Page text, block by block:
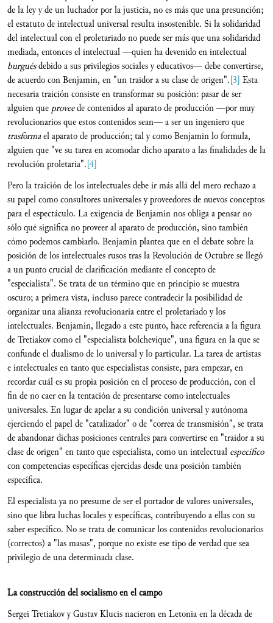
de la ley y de un luchador por la justicia, no es más que una presunción;
el estatuto de intelectual universal resulta insostenible. Si la solidaridad
del intelectual con el proletariado no puede ser más que una solidaridad
mediada, entonces el intelectual —quien ha devenido en intelectual
burguésdebido a sus privilegios sociales y educativos— debe convertirse,
de acuerdo con Benjamin, en "un traidor a su clase de origen".[3] Esta
necesaria traición consiste en transformar su posición: pasar de ser
alguien que proveede contenidos al aparato de producción —por muy
revolucionarios que estos contenidos sean— a ser un ingeniero que
trasformael aparato de producción; tal y como Benjamin lo formula,
alguien que "ve su tarea en acomodar dicho aparato a las finalidades de la
revolución proletaria".[4]
Pero la traición de los intelectuales debe ir más allá del mero rechazo a
su papel como consultores universales y proveedores de nuevos conceptos
para el espectáculo. La exigencia de Benjamin nos obliga a pensar no
sólo qué significa no proveer al aparato de producción, sino también
cómo podemos cambiarlo. Benjamin plantea que en el debate sobre la
posición de los intelectuales rusos tras la Revolución de Octubre se llegó
a un punto crucial de clarificación mediante el concepto de
"especialista". Se trata de un término que en principio se muestra
oscuro; a primera vista, incluso parece contradecir la posibilidad de
organizar una alianza revolucionaria entre el proletariado y los
intelectuales. Benjamin, llegado a este punto, hace referencia a la figura
de Tretiakov como el "especialista bolchevique", una figura en la que se
confunde el dualismo de lo universal y lo particular. La tarea de artistas
e intelectuales en tanto que especialistas consiste, para empezar, en
recordar cuál es su propia posición en el proceso de producción, con el
fin de no caer en la tentación de presentarse como intelectuales
universales. En lugar de apelar a su condición universal y autónoma
ejerciendo el papel de "catalizador" o de "correa de transmisión", se trata
de abandonar dichas posiciones centrales para convertirse en "traidor a su
clase de origen" en tanto que especialista, como un intelectual específico
con competencias específicas ejercidas desde una posición también
específica.
El especialista ya no presume de ser el portador de valores universales,
sino que libra luchas locales y específicas, contribuyendo a ellas con su
saber específico. No se trata de comunicar los contenidos revolucionarios
(correctos) a "las masas", porque no existe ese tipo de verdad que sea
privilegio de una determinada clase.
La construcción del socialismo en el campo
Sergei Tretiakov y Gustav Klucis nacieron en Letonia en la década de